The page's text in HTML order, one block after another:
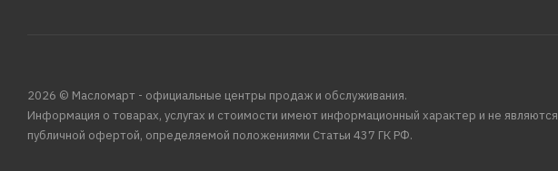
2026 © Масломарт - официальные центры продаж и обслуживания.
Информация о товарах, услугах и стоимости имеют информационный характер и не являются
публичной офертой, определяемой положениями Статьи 437 ГК РФ.